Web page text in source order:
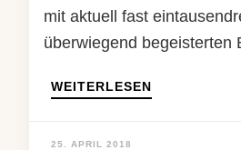
mit aktuell fast
überwiegend
WEITERLESEN
25. APRIL 2018